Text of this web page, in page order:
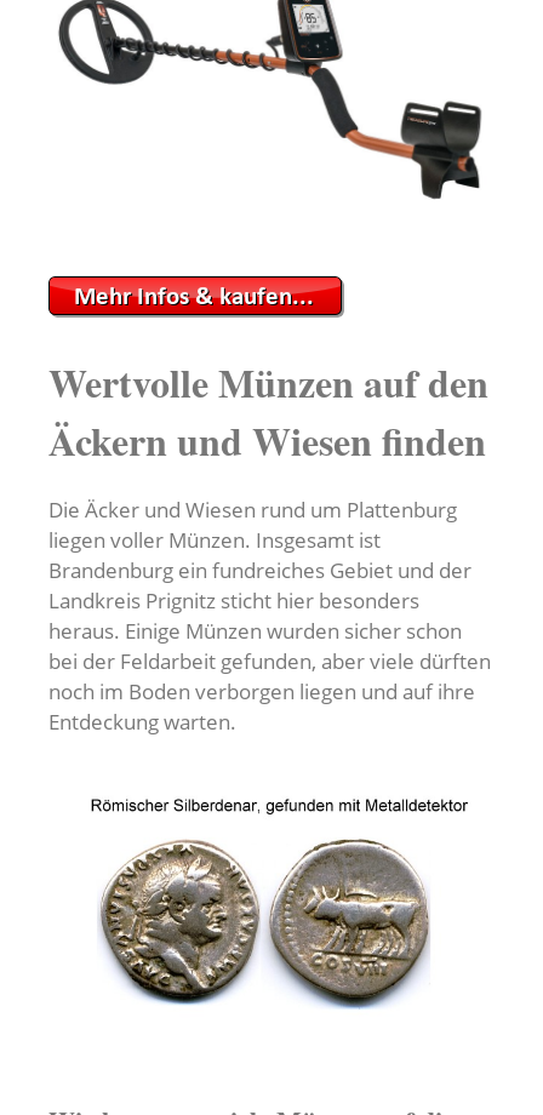
Wertvolle Münzen auf den
Äckern und Wiesen finden
Die Äcker und Wiesen rund um Plattenburg
liegen voller Münzen. Insgesamt ist
Brandenburg ein fundreiches Gebiet und der
Landkreis Prignitz sticht hier besonders
heraus. Einige Münzen wurden sicher schon
bei der Feldarbeit gefunden, aber viele dürften
noch im Boden verborgen liegen und auf ihre
Entdeckung warten.